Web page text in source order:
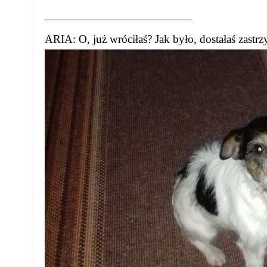
—————————————
ARIA: O, już wróciłaś? Jak było, dostałaś